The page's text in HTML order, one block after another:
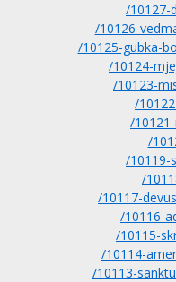
/10127-
/10126-
/10125-gubka-
/10124-
/10123-
/
/
/
/10119-
/
/10117-
/10116-
/10115-
/10114-
/10113-